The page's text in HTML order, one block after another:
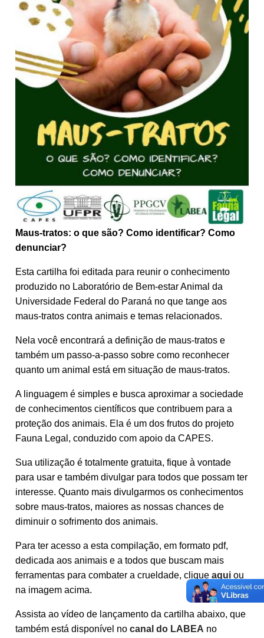
Maus-tratos: o que são? Como identificar? Como
denunciar?
Esta cartilha foi editada para reunir o conhecimento
produzido no Laboratório de Bem-estar Animal da
Universidade Federal do Paraná no que tange aos
maus-tratos contra animais e temas relacionados.
Nela você encontrará a definição de maus-tratos e
também um passo-a-passo sobre como reconhecer
quanto um animal está em situação de maus-tratos.
A linguagem é simples e busca aproximar a sociedade
de conhecimentos científicos que contribuem para a
proteção dos animais. Ela é um dos frutos do projeto
Fauna Legal, conduzido com apoio da CAPES.
Sua utilização é totalmente gratuita, fique à vontade
para usar e também divulgar para todos que possam ter
interesse. Quanto mais divulgarmos os conhecimentos
sobre maus-tratos, maiores as nossas chances de
diminuir o sofrimento dos animais.
Para ter acesso a esta compilação, em formato pdf,
dedicada aos animais e a todos que buscam mais
ferramentas para combater a crueldade, clique aqui ou
na imagem acima.
Assista ao vídeo de lançamento da cartilha abaixo, que
também está disponível no canal do LABEA no